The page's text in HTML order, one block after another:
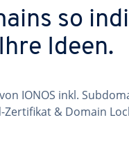
so
Ideen.
IONOS inkl.
Zertifikat & Domain